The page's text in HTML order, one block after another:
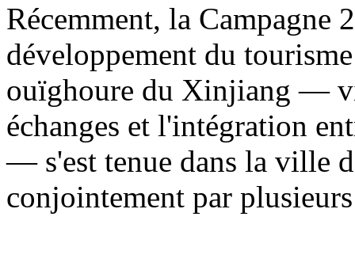
Récemment, la Campagne
développement du
ouïghoure du Xinjiang —
échanges et l'intégration
— s'est tenue dans la ville
conjointement par